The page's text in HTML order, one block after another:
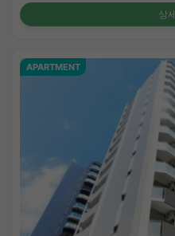
상
APARTMENT